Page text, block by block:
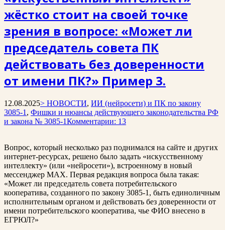
жёстко стоит на своей точке
зрения в вопросе: «Может ли
председатель совета ПК
действовать без доверенности
от имени ПК?» Пример 3.
12.08.2025> НОВОСТИ, ИИ (нейросети) и ПК по закону
3085-1 , Фишки и нюансы действующего законодательства РФ
и закона № 3085-1Комментарии: 13
Вопрос, который несколько раз поднимался на сайте и других
интернет-ресурсах, решено было задать «искусственному
интеллекту» (или «нейросети»), встроенному в новый
мессенджер MAX. Первая редакция вопроса была такая:
«Может ли председатель совета потребительского
кооператива, созданного по закону 3085-1, быть единоличным
исполнительным органом и действовать без доверенности от
имени потребительского кооператива, чье ФИО внесено в
ЕГРЮЛ?»